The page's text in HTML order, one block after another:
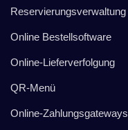
Reservierungsverwaltung
Online Bestellsoftware
Online-Lieferverfolgung
QR-Menü
Online-Zahlungsgateways